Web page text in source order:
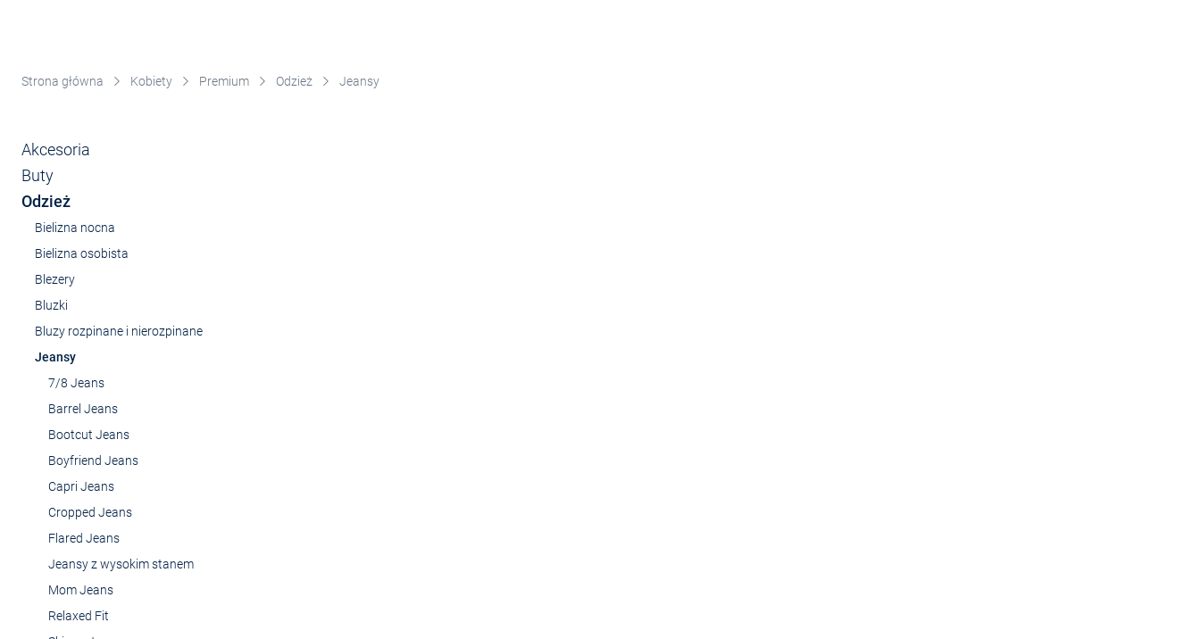
Strona główna Kobiety Premium Odzież Jeansy
Akcesoria
Buty
Odzież
Bielizna nocna
Bielizna osobista
Blezery
Bluzki
Bluzy rozpinane i nierozpinane
Jeansy
7/8 Jeans
Barrel Jeans
Bootcut Jeans
Boyfriend Jeans
Capri Jeans
Cropped Jeans
Flared Jeans
Jeansy z wysokim stanem
Mom Jeans
Relaxed Fit